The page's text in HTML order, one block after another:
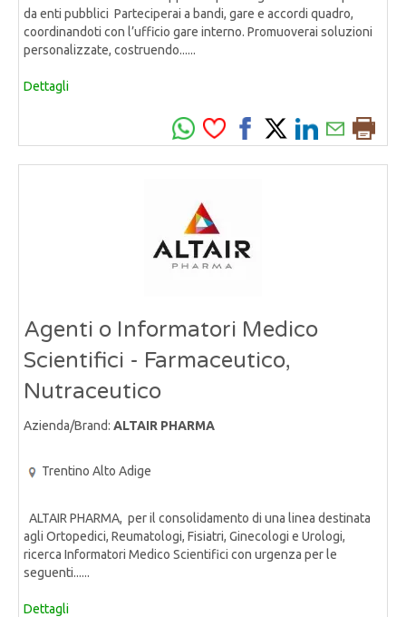
da enti pubblici Parteciperai a bandi, gare e accordi quadro,
coordinandoti con l’ufficio gare interno. Promuoverai soluzioni
personalizzate, costruendo......
Dettagli
Agenti o Informatori Medico
Scientifici - Farmaceutico,
Nutraceutico
Azienda/Brand: ALTAIR PHARMA
Trentino Alto Adige
ALTAIR PHARMA, per il consolidamento di una linea destinata
agli Ortopedici, Reumatologi, Fisiatri, Ginecologi e Urologi,
ricerca Informatori Medico Scientifici con urgenza per le
seguenti......
Dettagli